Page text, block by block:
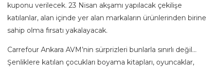
kuponu verilecek. 23 Nisan akşamı yapılacak çekilişe
katılanlar, alan içinde yer alan markaların ürünlerinden birine
sahip olma fırsatı yakalayacak.
Carrefour Ankara AVM’nin sürprizleri bunlarla sınırlı değil…
Şenliklere katılan çocukları boyama kitapları, oyuncaklar,